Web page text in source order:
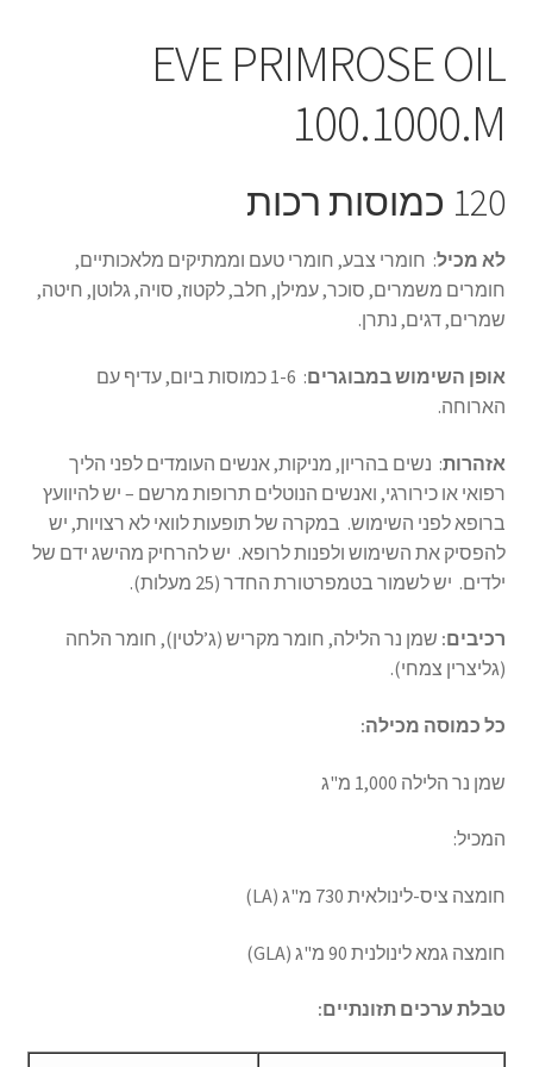
EVE PRIMROSE OIL
100.1000.M
120 כמוסות רכות
לא מכיל: חומרי צבע, חומרי טעם וממתיקים מלאכותיים,
חומרים משמרים, סוכר, עמילן, חלב, לקטוז, סויה, גלוטן, חיטה,
שמרים, דגים, נתרן.
אופן השימוש במבוגרים
: 1-6 כמוסות ביום, עדיף עם
הארוחה.
אזהרות: נשים בהריון, מניקות, אנשים העומדים לפני הליך
רפואי או כירורגי, ואנשים הנוטלים תרופות מרשם – יש להיוועץ
ברופא לפני השימוש. במקרה של תופעות לוואי לא רצויות, יש
להפסיק את השימוש ולפנות לרופא. יש להרחיק מהישג ידם של
ילדים. יש לשמור בטמפרטורת החדר (25 מעלות).
רכיבים: שמן נר הלילה, חומר מקריש (ג’לטין), חומר הלחה
(גליצרין צמחי).
כל כמוסה מכילה:
שמן נר הלילה 1,000 מ"ג
המכיל:
חומצה ציס-לינולאית 730 מ"ג (LA)
חומצה גמא לינולנית 90 מ"ג (GLA)
טבלת ערכים תזונתיים: